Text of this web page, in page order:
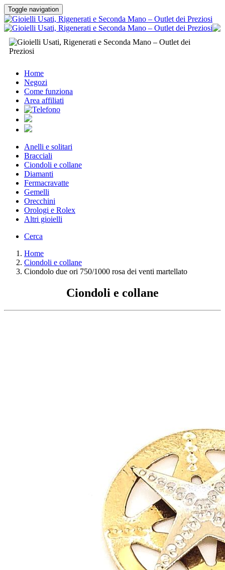
Toggle navigation
Home
Negozi
Come funziona
Area affiliati
Anelli e solitari
Bracciali
Ciondoli e collane
Diamanti
Fermacravatte
Gemelli
Orecchini
Orologi e Rolex
Altri gioielli
Cerca
Home
Ciondoli e collane
Ciondolo due ori 750/1000 rosa dei venti martellato
Ciondoli e collane